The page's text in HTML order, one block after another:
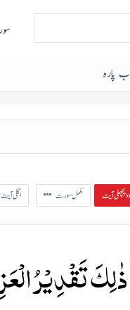
پارہ
پچھلی آیت » مکمل سورت « اگلی آیت